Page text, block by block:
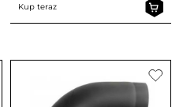
Kup teraz